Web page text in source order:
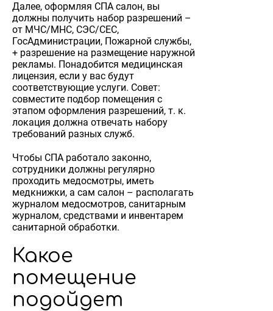
Далее, оформляя СПА салон, вы
должны получить набор разрешений –
от МЧС/МНС, СЭС/СЕС,
ГосАдминистрации, Пожарной службы,
+ разрешение на размещение наружной
рекламы. Понадобится медицинская
лицензия, если у вас будут
соответствующие услуги. Совет:
совместите подбор помещения с
этапом оформления разрешений, т. к.
локация должна отвечать набору
требований разных служб.
Чтобы СПА работало законно,
сотрудники должны регулярно
проходить медосмотры, иметь
медкнижки, а сам салон – располагать
журналом медосмотров, санитарным
журналом, средствами и инвентарем
санитарной обработки.
Какое
помещение
подойдет